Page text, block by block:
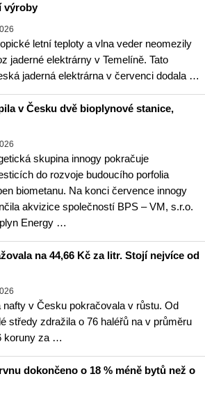
výroby
letní teploty a vlna veder neomezily
jaderné elektrárny v Temelíně. Tato
jaderná elektrárna v červenci dodala …
v Česku dvě bioplynové stanice,
skupina innogy pokračuje
do rozvoje budoucího porfolia
biometanu. Na konci července innogy
akvizice společností BPS – VM, s.r.o.
Energy …
na 44,66 Kč za litr. Stojí nejvíce od
nafty v Česku pokračovala v růstu. Od
středy zdražila o 76 haléřů na v průměru
koruny za …
dokončeno o 18 % méně bytů než o